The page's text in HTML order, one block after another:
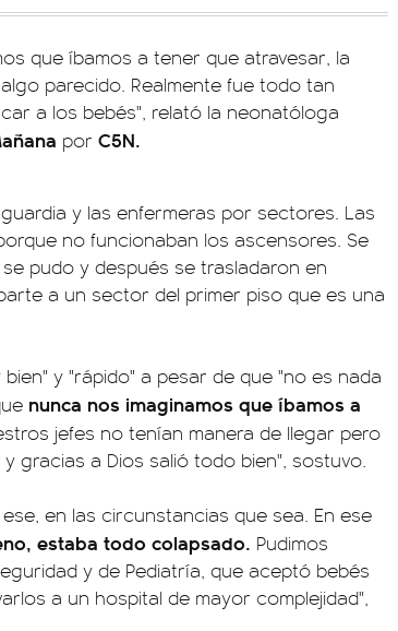
que íbamos a tener que atravesar, la
parecido. Realmente fue todo tan
a los bebés", relató la neonatóloga
por C5N.
y las enfermeras por sectores. Las
no funcionaban los ascensores. Se
pudo y después se trasladaron en
a un sector del primer piso que es una
y "rápido" a pesar de que "no es nada
nunca nos imaginamos que íbamos a
jefes no tenían manera de llegar pero
gracias a Dios salió todo bien", sostuvo.
en las circunstancias que sea. En ese
estaba todo colapsado. Pudimos
y de Pediatría, que aceptó bebés
a un hospital de mayor complejidad",